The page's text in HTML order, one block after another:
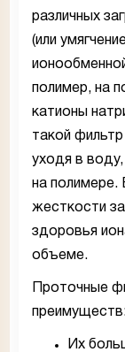
различных
(или
полимер, на
катионы
такой
уходя в
на полимере.
жесткости
здоровья
объеме.
Проточные
Их